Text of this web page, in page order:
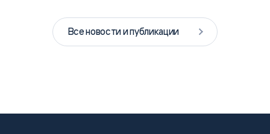
Все новости и публикации